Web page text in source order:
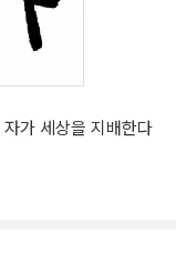
가 세상을 지배한다